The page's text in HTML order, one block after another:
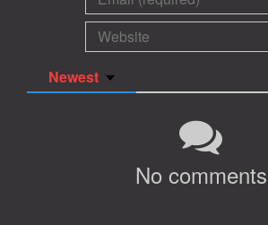
Newest
No comments